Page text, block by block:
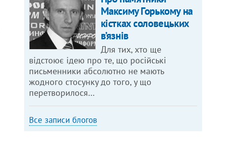
Максиму Горькому на
кістках соловецьких
в’язнів
Для тих, хто ще
відстоює ідею про те, що російські
письменники абсолютно не мають
жодного стосунку до того, у що
перетворилося…
Все записи блогов